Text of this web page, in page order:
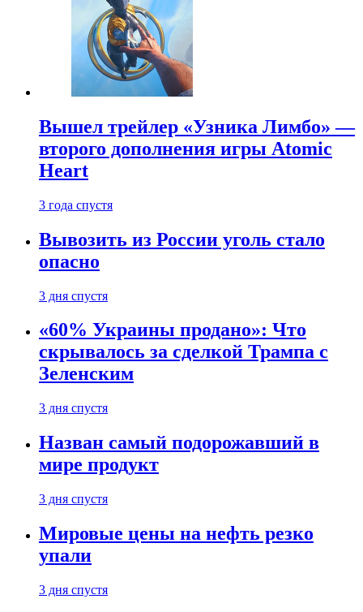
Вышел трейлер «Узника Лимбо» —
второго дополнения игры Atomic
Heart
3 года спустя
Вывозить из России уголь стало
опасно
3 дня спустя
«60% Украины продано»: Что
скрывалось за сделкой Трампа с
Зеленским
3 дня спустя
Назван самый подорожавший в
мире продукт
3 дня спустя
Мировые цены на нефть резко
упали
3 дня спустя